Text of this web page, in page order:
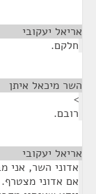
אריאל יעקובי
חלקם.
השר מיכאל איתן
>
רובם.
אריאל יעקובי
אדוני השר, אני
אם אדוני